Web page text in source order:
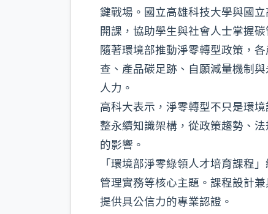
鍵戰場。國立高雄科技大學與國
開課，協助學生與社會人士掌握
隨著環境部推動淨零轉型政策，
查、產品碳足跡、自願減量機制
人力。
高科大表示，淨零轉型不只是環
整永續知識架構，從政策趨勢、
的影響。
「環境部淨零綠領人才培育課程
管理實務等核心主題。課程設計
提供具公信力的專業認證。